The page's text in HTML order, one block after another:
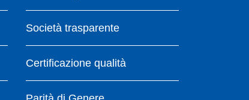
Società trasparente
Certificazione qualità